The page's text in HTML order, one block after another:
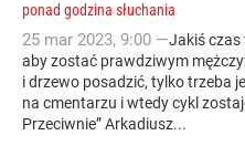
ponad godzina słuchania
25 mar 2023, 9:00 —Jakiś czas
aby zostać prawdziwym
i drzewo posadzić, tylko trzeba
na cmentarzu i wtedy cykl
Przeciwnie” Arkadiusz...